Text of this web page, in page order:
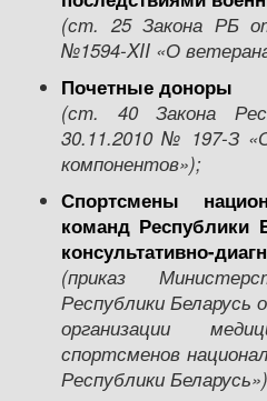
(ст. 25 Закона РБ
№1594-XII «О
Почетные доноры
(ст. 40Закона
30.11.2010 № 197-З
компонентов»);
Спортсмены
команд Республики
консультативно-
(приказ
Республики
организации мед
спортсменов
Республики Беларусь»)